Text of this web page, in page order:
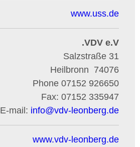
www.uss.de
VDV e.V.
Salzstraße 31
74076
Heilbronn
Phone 07152 926650
Fax: 07152 335947
E-mail: info@vdv-leonberg.de
www.vdv-leonberg.de